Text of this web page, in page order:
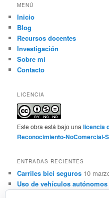
MENÚ
Inicio
Blog
Recursos docentes
Investigación
Sobre mí
Contacto
LICENCIA
Este obra está bajo unalicencia
Reconocimiento-NoComercial-
ENTRADAS RECIENTES
Carriles bici seguros 10
Uso de vehículos